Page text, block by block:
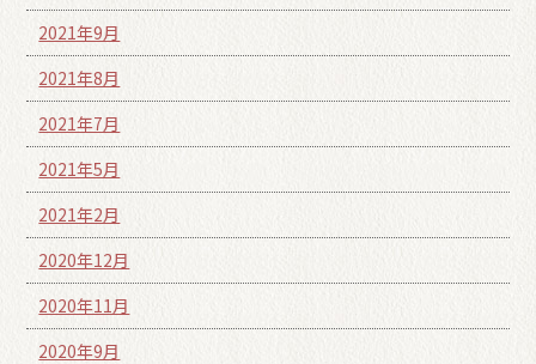
2021年9月
2021年8月
2021年7月
2021年5月
2021年2月
2020年12月
2020年11月
2020年9月